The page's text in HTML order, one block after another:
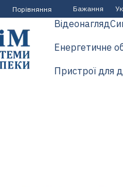
Порівняння Бажання
Відеонагляд
Енергетичне
Пристрої для